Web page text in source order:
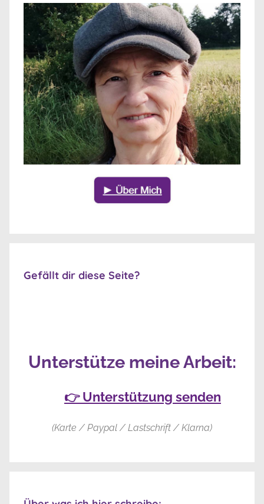
Gefällt dir diese Seite?
Unterstütze meine Arbeit:
👉 Unterstützung senden
(Karte / Paypal / Lastschrift / Klarna)